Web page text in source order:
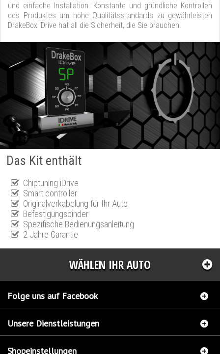
und einfache Installation. Konstante und gründliche Kontrollen
des Produktes um hohe Qualitätsstandards zu gewährleisten
DrakeBox iDrive hat all die Sicherheit, die Sie brauchen.
Das Kit enthält
Chiptuning iDrive
Smart controller
Originalverkabelung für Ihr Auto
Befestigungsbinder
Spezifische Bedienungsanleitung
2 Jahre Garantie
WÄHLEN IHR AUTO
Folge uns auf Facebook
Unsere Dienstleistungen
Shopeinstellungen